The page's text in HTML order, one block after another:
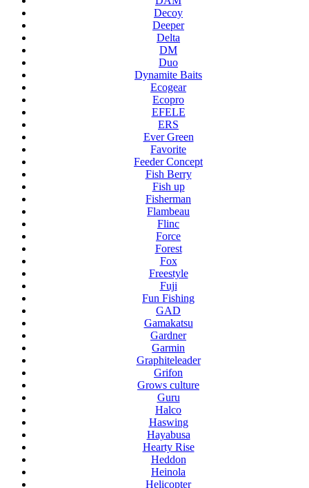
Decoy
Deeper
Delta
DM
Duo
Dynamite Baits
Ecogear
Ecopro
EFELE
ERS
Ever Green
Favorite
Feeder Concept
Fish Berry
Fish up
Fisherman
Flambeau
Flinc
Force
Forest
Fox
Freestyle
Fuji
Fun Fishing
GAD
Gamakatsu
Gardner
Garmin
Graphiteleader
Grifon
Grows culture
Guru
Halco
Haswing
Hayabusa
Hearty Rise
Heddon
Heinola
Helicopter